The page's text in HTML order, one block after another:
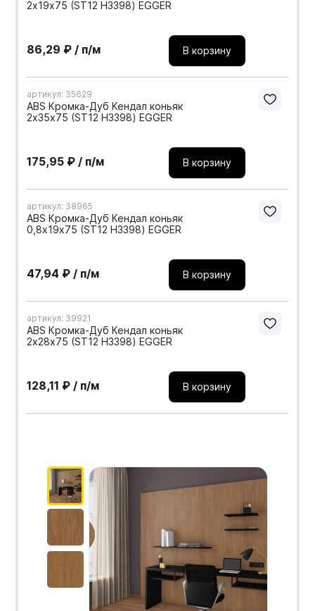
2х19х75 (ST12 H3398) EGGER
86,29 ₽ / п/м В корзину
артикул: 35629
ABS Кромка-Дуб Кендал коньяк
2х35х75 (ST12 H3398) EGGER
175,95 ₽ / п/м В корзину
артикул: 38965
ABS Кромка-Дуб Кендал коньяк
0,8х19х75 (ST12 H3398) EGGER
47,94 ₽ / п/м В корзину
артикул: 39921
ABS Кромка-Дуб Кендал коньяк
2х28х75 (ST12 H3398) EGGER
128,11 ₽ / п/м В корзину